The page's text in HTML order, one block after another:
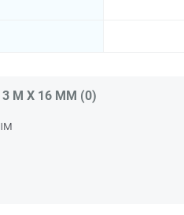
3 М Х 16 ММ (0)